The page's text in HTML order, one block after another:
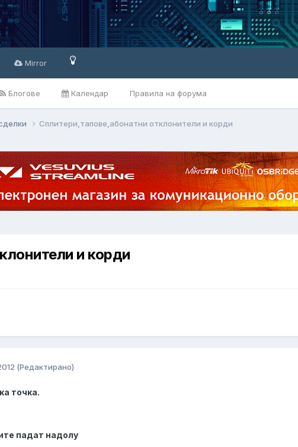
Блогове Календар Правила на форума
Mirror
Сплитери,тапове,абонатни отклонители и корди
и корди
(Редактирано)
точка.
падат надолу